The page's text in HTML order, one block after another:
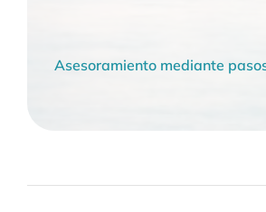
Asesoramiento mediante